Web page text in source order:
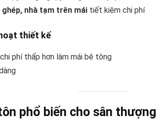
ghép, nhà tạm trên mái tiết kiệm chi phí
thiết kế
phí thấp hơn làm mái bê tông
phổ biến cho sân thượng